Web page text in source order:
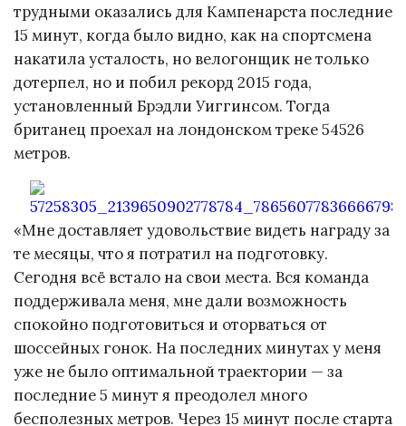
трудными оказались для Кампенарста последние
15 минут, когда было видно, как на спортсмена
накатила усталость, но велогонщик не только
дотерпел, но и побил рекорд 2015 года,
установленный Брэдли Уиггинсом. Тогда
британец проехал на лондонском треке 54526
метров.
«Мне доставляет удовольствие видеть награду за
те месяцы, что я потратил на подготовку.
Сегодня всё встало на свои места. Вся команда
поддерживала меня, мне дали возможность
спокойно подготовиться и оторваться от
шоссейных гонок. На последних минутах у меня
уже не было оптимальной траектории — за
последние 5 минут я преодолел много
бесполезных метров. Через 15 минут после старта